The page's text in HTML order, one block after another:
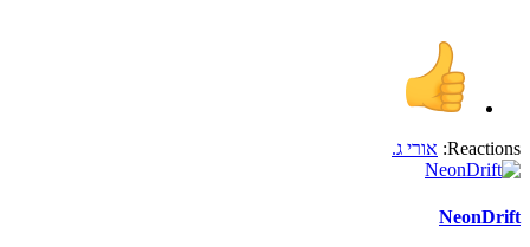
Reactions: אורי ג.
NeonDrift